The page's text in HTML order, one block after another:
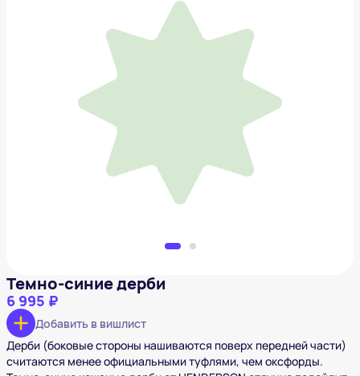
Темно-синие дерби
6 995 ₽
Добавить в вишлист
Дерби (боковые стороны нашиваются поверх передней части)
считаются менее официальными туфлями, чем оксфорды.